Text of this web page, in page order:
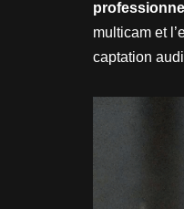
multicam et
captation